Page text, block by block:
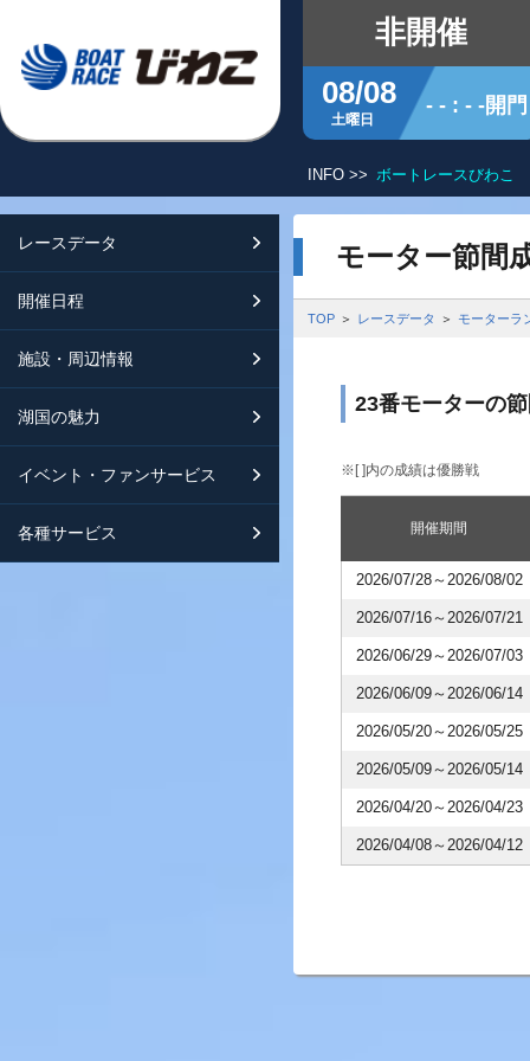
非開催
08/08
土曜日
- - : - -開門
レースデータ シリーズインデックス
レース展望
ボートデータ
出走表・前日予想PDF
開催日程
開催日程
開催日程（年間）
施設・周辺情報
交通ガイド
施設ガイド
ボートレースびわこを知る
オーミー！フォーユー！
湖国の魅力
イベント・ファンサービス
各種サービス
特設バックナンバー
淡海ポイント倶楽部
メールマガジン案内
スマートフォンサイト紹介
INFO >> ボートレースびわこ
モーター節間
TOP レースデータ モーターラ
23番モーターの
※[ ]内の成績は優勝戦
開催期間
2026/07/28～2026/08/02
2026/07/16～2026/07/21
2026/06/29～2026/07/03
2026/06/09～2026/06/14
2026/05/20～2026/05/25
2026/05/09～2026/05/14
2026/04/20～2026/04/23
2026/04/08～2026/04/12